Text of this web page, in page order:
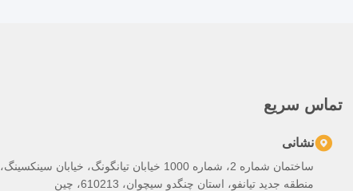
تماس سریع
نشانی
ساختمان شماره 2، شماره 1000 خیابان تیانگونگ، خیابان سینکسینگ،
منطقه جدید تیانفو، استان چنگدو سیچوان، 610213، چین